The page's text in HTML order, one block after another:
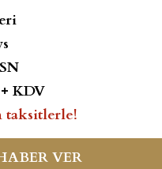
KDV
taksitlerle!
VER